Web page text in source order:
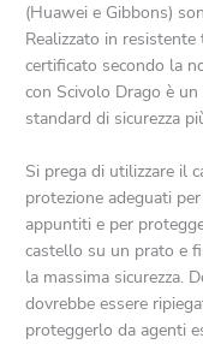
(Huawei e Gibbons)
Realizzato in
certificato secondo la
con Scivolo Drago è
standard di sicurezza
Si prega di utilizzare il
protezione adeguati
appuntiti e per
castello su un prato e
la massima sicurezza.
dovrebbe essere
proteggerlo da agenti